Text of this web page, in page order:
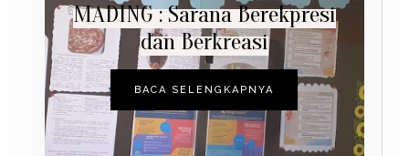
MADING : Sarana Berekpresi
dan Berkreasi
BACA SELENGKAPNYA